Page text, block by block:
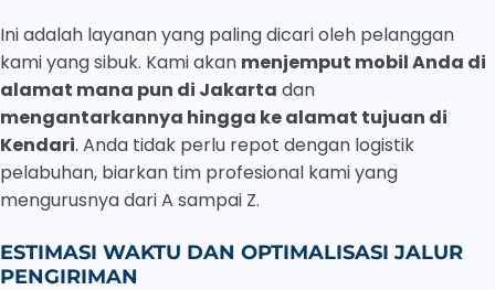
Ini adalah layanan yang paling dicari oleh pelanggan
kami yang sibuk. Kami akan menjemput mobil Anda di
alamat mana pun di Jakarta dan
mengantarkannya hingga ke alamat tujuan di
Kendari. Anda tidak perlu repot dengan logistik
pelabuhan, biarkan tim profesional kami yang
mengurusnya dari A sampai Z.
ESTIMASI WAKTU DAN OPTIMALISASI JALUR
PENGIRIMAN